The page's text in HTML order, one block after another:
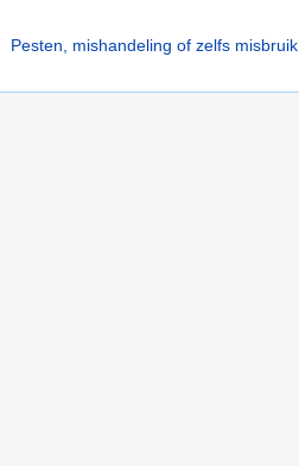
Pesten, mishandeling of zelfs misbruik